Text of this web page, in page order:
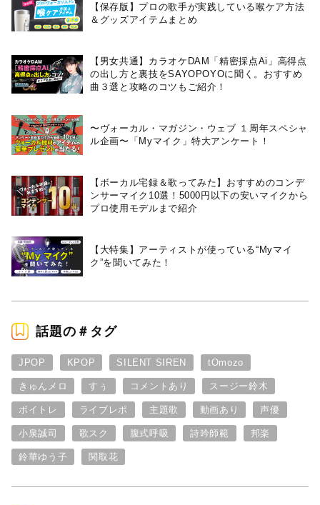
【保存版】プロの歌手が実践している喉ケア⽅法
＆グッズアイテムまとめ
【男女共通】カラオケDAM「精密採点Ai」高得点
の出し方と裏技をSAYOPOYOに聞く。おすすめ
曲３選と攻略のコツもご紹介！
〜ヴォーカル・マガジン・ウェブ １周年スペシャ
ル企画〜「Myマイク」特大アンケート！
【ボーカル宅録＆歌ってみた】おすすめのコンデ
ンサーマイク10選！5000円以下の安いマイクから
プロ使用モデルまで紹介
【大特集】アーティストが使っている“Myマイ
ク”を聞いてみた！
話題の＃タグ
JPOP KPOP SILENT SIREN tOmozo
きゅんメロ すぅ コメントあり スージー鈴木
ボイトレ ライブレポ 主題歌 動画あり 声優
小泉誠司 歌スク 腹式呼吸 詩吟師範 邦楽
鈴華ゆう子 関取花